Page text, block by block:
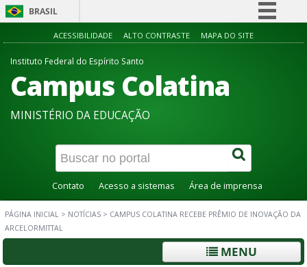
BRASIL
Simplifique!
Acesso à informação
Canais
ACESSIBILIDADE ALTO CONTRASTE MAPA DO SITE
Instituto Federal do Espírito Santo
Campus Colatina
MINISTÉRIO DA EDUCAÇÃO
Contato Acesso a sistemas Área de imprensa
PÁGINA INICIAL > NOTÍCIAS > CAMPUS COLATINA RECEBE PRÊMIO DE INOVAÇÃO DA
ARCELORMITTAL
MENU